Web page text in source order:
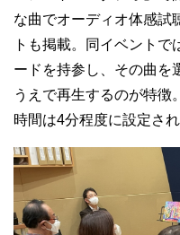
な曲でオーディオ体感試
トも掲載。同イベントで
ードを持参し、その曲を
うえで再生するのが特徴
時間は4分程度に設定さ